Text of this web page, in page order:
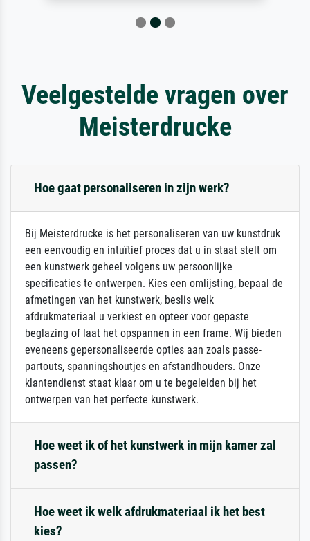
Veelgestelde vragen over
Meisterdrucke
Hoe gaat personaliseren in zijn werk?
Bij Meisterdrucke is het personaliseren van uw kunstdruk
een eenvoudig en intuïtief proces dat u in staat stelt om
een kunstwerk geheel volgens uw persoonlijke
specificaties te ontwerpen. Kies een omlijsting, bepaal de
afmetingen van het kunstwerk, beslis welk
afdrukmateriaal u verkiest en opteer voor gepaste
beglazing of laat het opspannen in een frame. Wij bieden
eveneens gepersonaliseerde opties aan zoals passe-
partouts, spanningshoutjes en afstandhouders. Onze
klantendienst staat klaar om u te begeleiden bij het
ontwerpen van het perfecte kunstwerk.
Hoe weet ik of het kunstwerk in mijn kamer zal
passen?
Hoe weet ik welk afdrukmateriaal ik het best
kies?